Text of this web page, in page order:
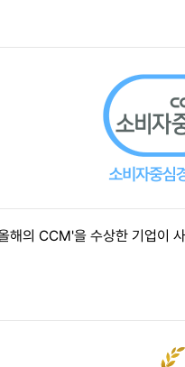
해의 CCM'을 수상한 기업이